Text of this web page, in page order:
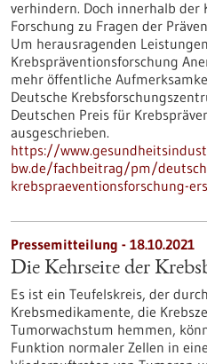
verhindern. Doch innerhalb
Forschung zu Fragen der
Um herausragenden
Krebspräventionsforschung
mehr öffentliche
Deutsche
Deutschen Preis für
ausgeschrieben.
https://
bw.de/fachbeitrag/pm/
krebspraeventionsforschung-
Pressemitteilung - 18.10.2021
Die Kehrseite der
Es ist ein Teufelskreis, der
Krebsmedikamente, die
Tumorwachstum hemmen,
Funktion normaler Zellen in